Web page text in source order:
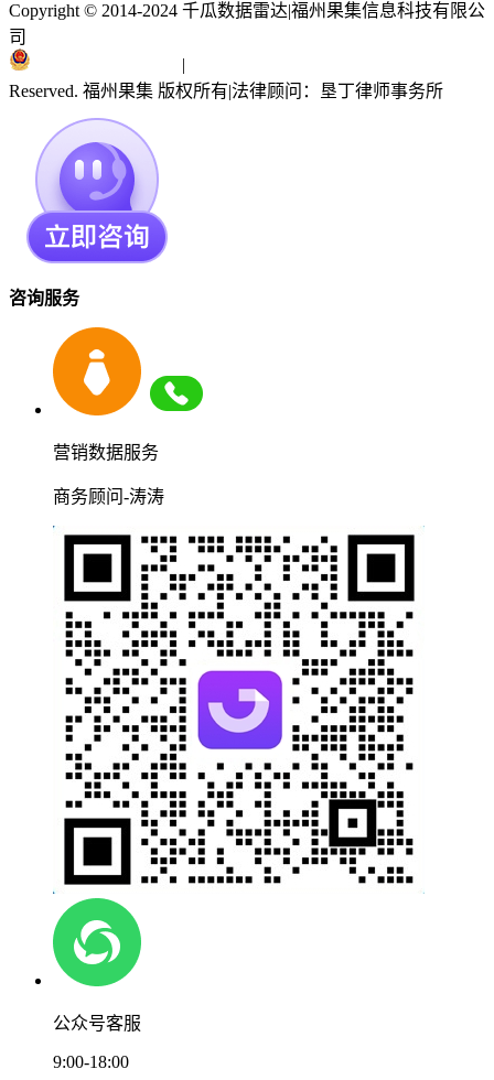
Copyright © 2014-2024 千瓜数据雷达|福州果集信息科技有限公
司
|
Reserved. 福州果集 版权所有|法律顾问：垦丁律师事务所
咨询服务
营销数据服务
商务顾问-涛涛
公众号客服
9:00-18:00